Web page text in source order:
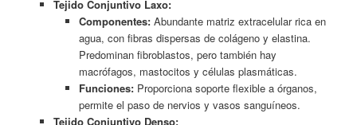
Tejido Conjuntivo Laxo:
Componentes: Abundante matriz extracelular rica en
agua, con fibras dispersas de colágeno y elastina.
Predominan fibroblastos, pero también hay
macrófagos, mastocitos y células plasmáticas.
Funciones: Proporciona soporte flexible a órganos,
permite el paso de nervios y vasos sanguíneos.
Tejido Conjuntivo Denso: